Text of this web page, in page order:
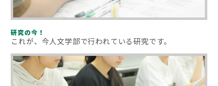
研究の今！
これが、今人文学部で行われている研究です。